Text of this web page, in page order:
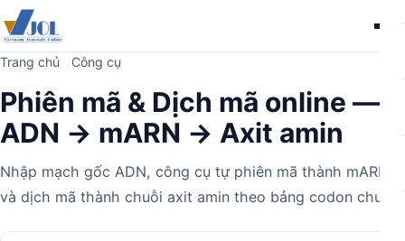
Trang chủ Công cụ
Phiên mã & Dịch mã online —
ADN → mARN → Axit amin
Nhập mạch gốc ADN, công cụ tự phiên mã thành mARN
và dịch mã thành chuỗi axit amin theo bảng codon chuẩn.